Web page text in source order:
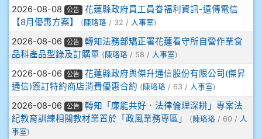
910呂芃澔
910溫婕伶
911王祉傑
911張 婷
912彭子宸
2026-08-08 公告
花蓮縣政府員工員眷福利資訊-遠傳電信
【8月優惠方案】
(陳珞珞 / 32 / 人事室)
2026-08-06 公告
轉知法務部矯正署花蓮看守所自營作業食
品科產品型錄及訂購單 ( 陳珞珞 / 58 / 人事室)
2026-08-06 公告
花蓮縣政府與傑升通信股份有限公司(傑昇
通信)簽訂特約商店消費優惠合約 (陳珞珞 / 63 / 人事室)
2026-08-06 公告
轉知「廉能共好．法律倫理深耕」專案法
紀教育訓練相關教材業置於「政風業務專區」
( 陳珞珞 / 60 / 人
事室)